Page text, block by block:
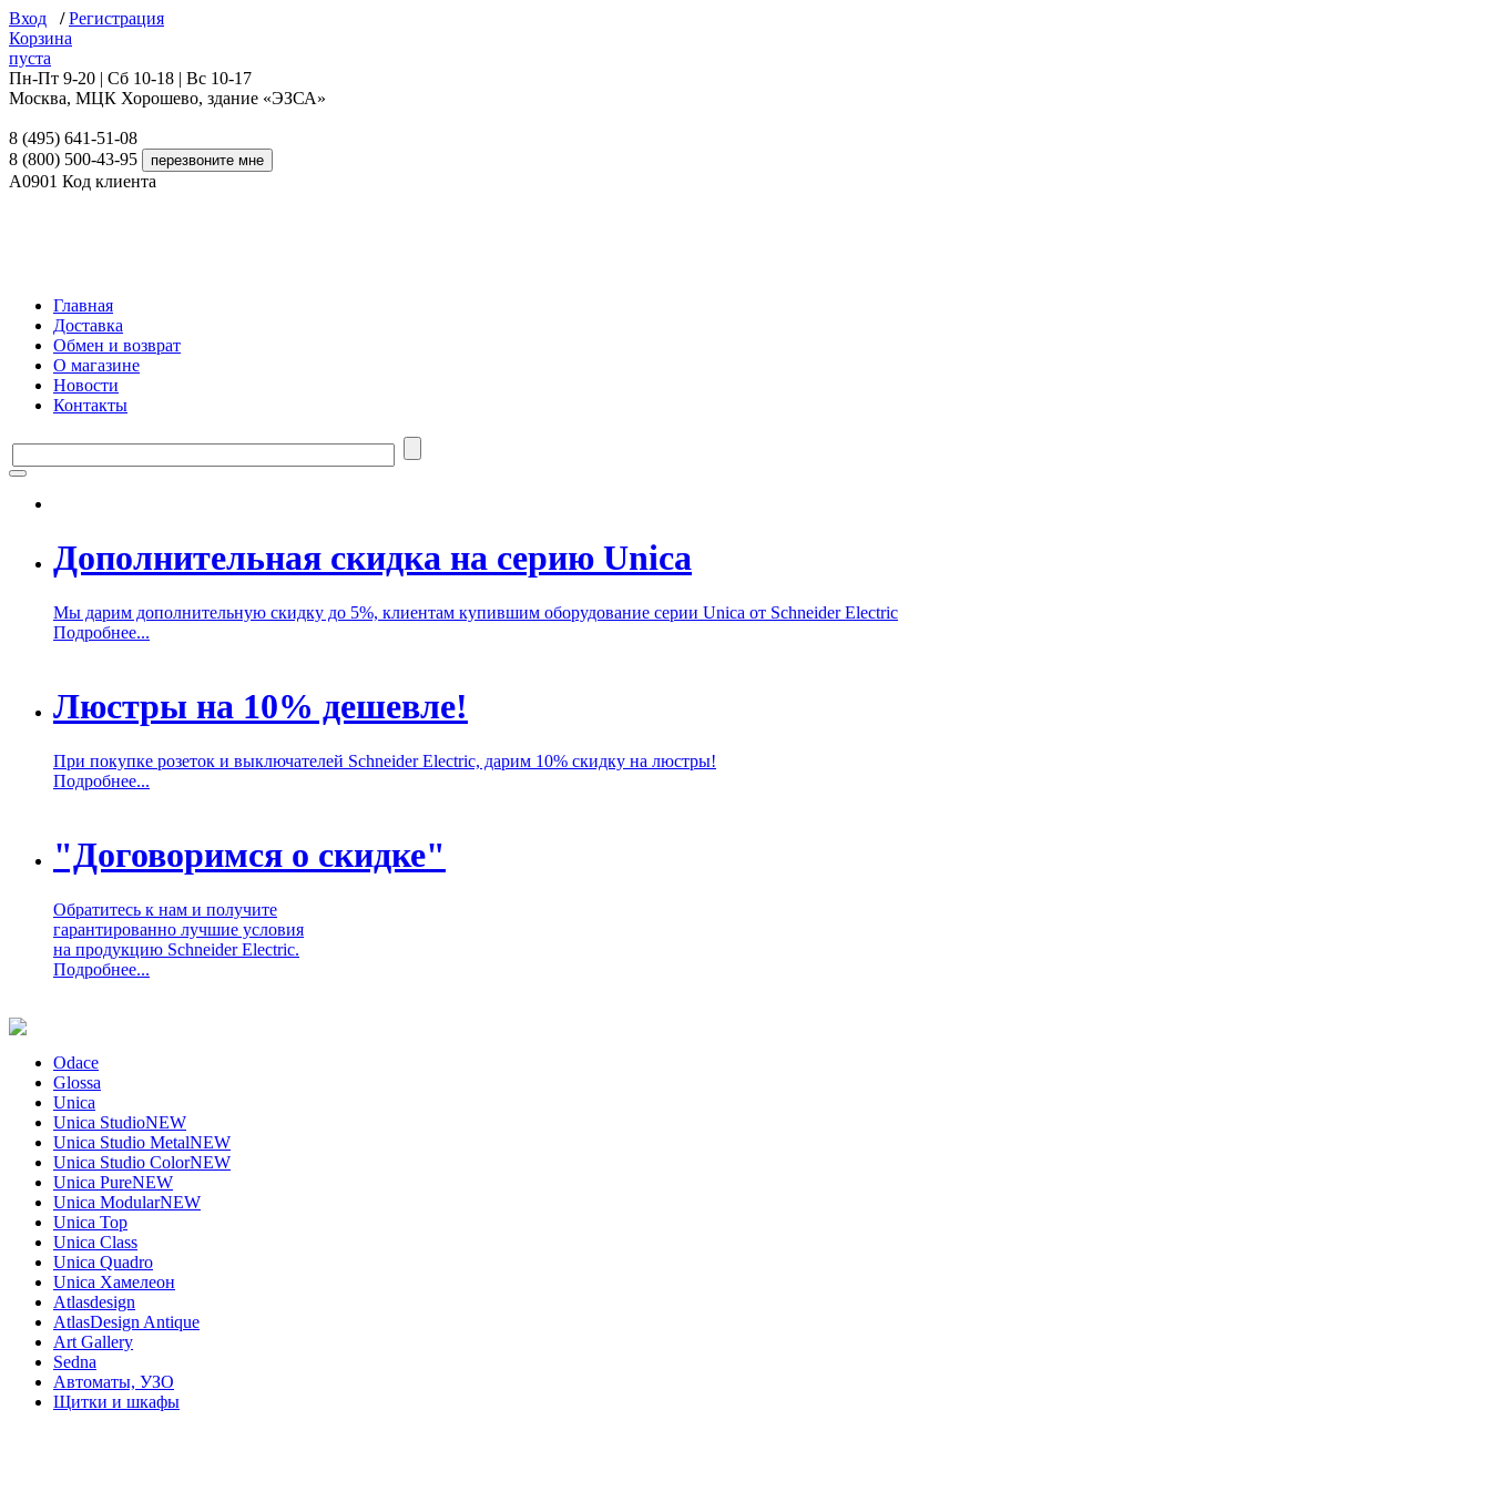
Вход / Регистрация
Корзина
пуста
Пн-Пт 9-20 | Сб 10-18 | Вс 10-17
Москва, МЦК Хорошево, здание «ЭЗСА»
8 (495) 641-51-08
8 (800) 500-43-95
A0901 Код клиента
Главная
Доставка
Обмен и возврат
О магазине
Новости
Контакты
Дополнительная скидка на серию Unica
Мы дарим дополнительную скидку до 5%, клиентам купившим оборудование серии Unica от Schneider Electric
Подробнее...
Люстры на 10% дешевле!
При покупке розеток и выключателей Schneider Electric, дарим 10% скидку на люстры!
Подробнее...
"Договоримся о скидке"
Обратитесь к нам и получите
гарантированно лучшие условия
на продукцию Schneider Electric.
Подробнее...
Odace
Glossa
Unica
Unica StudioNEW
Unica Studio MetalNEW
Unica Studio ColorNEW
Unica PureNEW
Unica ModularNEW
Unica Top
Unica Class
Unica Quadro
Unica Хамелеон
Atlasdesign
AtlasDesign Antique
Art Gallery
Sedna
Автоматы, УЗО
Щитки и шкафы